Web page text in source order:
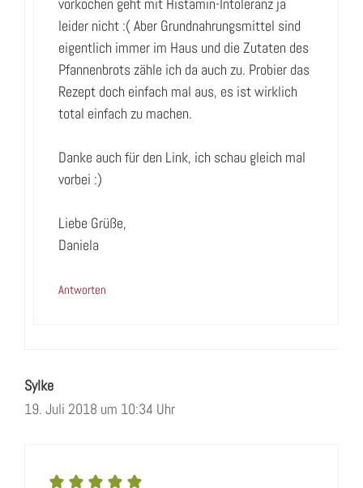
leider nicht :( Aber Grundnahrungsmittel sind
eigentlich immer im Haus und die Zutaten des
Pfannenbrots zähle ich da auch zu. Probier das
Rezept doch einfach mal aus, es ist wirklich
total einfach zu machen.
Danke auch für den Link, ich schau gleich mal
vorbei :)
Liebe Grüße,
Daniela
Antworten
Sylke
19. Juli 2018 um 10:34 Uhr